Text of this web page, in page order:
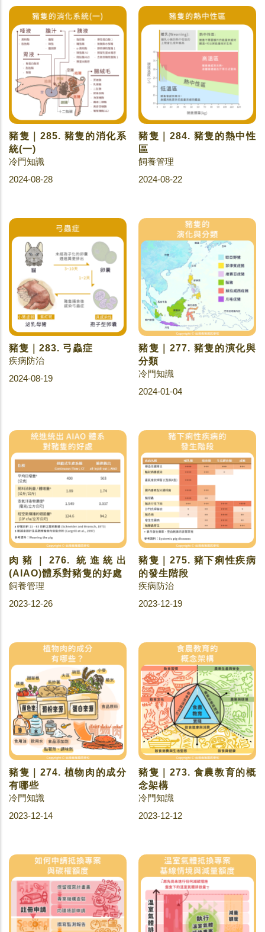
豬隻｜285. 豬隻的消化系
統(一)
冷門知識
2024-08-28
豬隻｜284. 豬隻的熱中性
區
飼養管理
2024-08-22
豬隻｜283. 弓蟲症
疾病防治
2024-08-19
豬隻｜277. 豬隻的演化與
分類
冷門知識
2024-01-04
肉豬｜276. 統進統出
(AIAO)體系對豬隻的好處
飼養管理
2023-12-26
豬隻｜275. 豬下痢性疾病
的發生階段
疾病防治
2023-12-19
豬隻｜274. 植物肉的成分
有哪些
冷門知識
2023-12-14
豬隻｜273. 食農教育的概
念架構
冷門知識
2023-12-12